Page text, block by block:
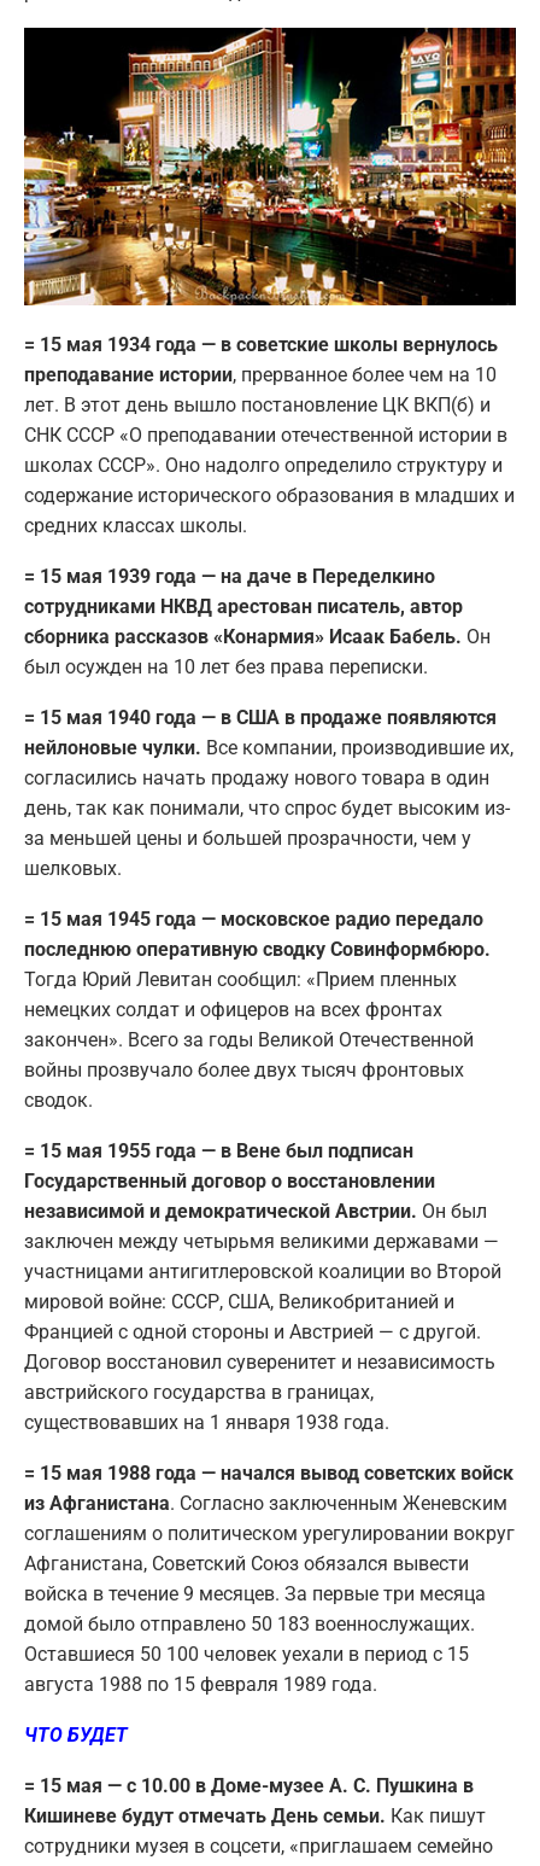
= 15 мая 1934 года — в советские школы вернулось
преподавание истории, прерванное более чем на 10
лет. В этот день вышло постановление ЦК ВКП(б) и
СНК СССР «О преподавании отечественной истории в
школах СССР». Оно надолго определило структуру и
содержание исторического образования в младших и
средних классах школы.
= 15 мая 1939 года — на даче в Переделкино
сотрудниками НКВД арестован писатель, автор
сборника рассказов «Конармия» Исаак Бабель. Он
был осужден на 10 лет без права переписки.
= 15 мая 1940 года — в США в продаже появляются
нейлоновые чулки. Все компании, производившие их,
согласились начать продажу нового товара в один
день, так как понимали, что спрос будет высоким из-
за меньшей цены и большей прозрачности, чем у
шелковых.
= 15 мая 1945 года — московское радио передало
последнюю оперативную сводку Совинформбюро.
Тогда Юрий Левитан сообщил: «Прием пленных
немецких солдат и офицеров на всех фронтах
закончен». Всего за годы Великой Отечественной
войны прозвучало более двух тысяч фронтовых
сводок.
= 15 мая 1955 года — в Вене был подписан
Государственный договор о восстановлении
независимой и демократической Австрии. Он был
заключен между четырьмя великими державами —
участницами антигитлеровской коалиции во Второй
мировой войне: СССР, США, Великобританией и
Францией с одной стороны и Австрией — с другой.
Договор восстановил суверенитет и независимость
австрийского государства в границах,
существовавших на 1 января 1938 года.
= 15 мая 1988 года — начался вывод советских войск
из Афганистана. Согласно заключенным Женевским
соглашениям о политическом урегулировании вокруг
Афганистана, Советский Союз обязался вывести
войска в течение 9 месяцев. За первые три месяца
домой было отправлено 50 183 военнослужащих.
Оставшиеся 50 100 человек уехали в период с 15
августа 1988 по 15 февраля 1989 года.
ЧТО БУДЕТ
= 15 мая — с 10.00 в Доме-музее А. С. Пушкина в
Кишиневе будут отмечать День семьи. Как пишут
сотрудники музея в соцсети, «приглашаем семейно